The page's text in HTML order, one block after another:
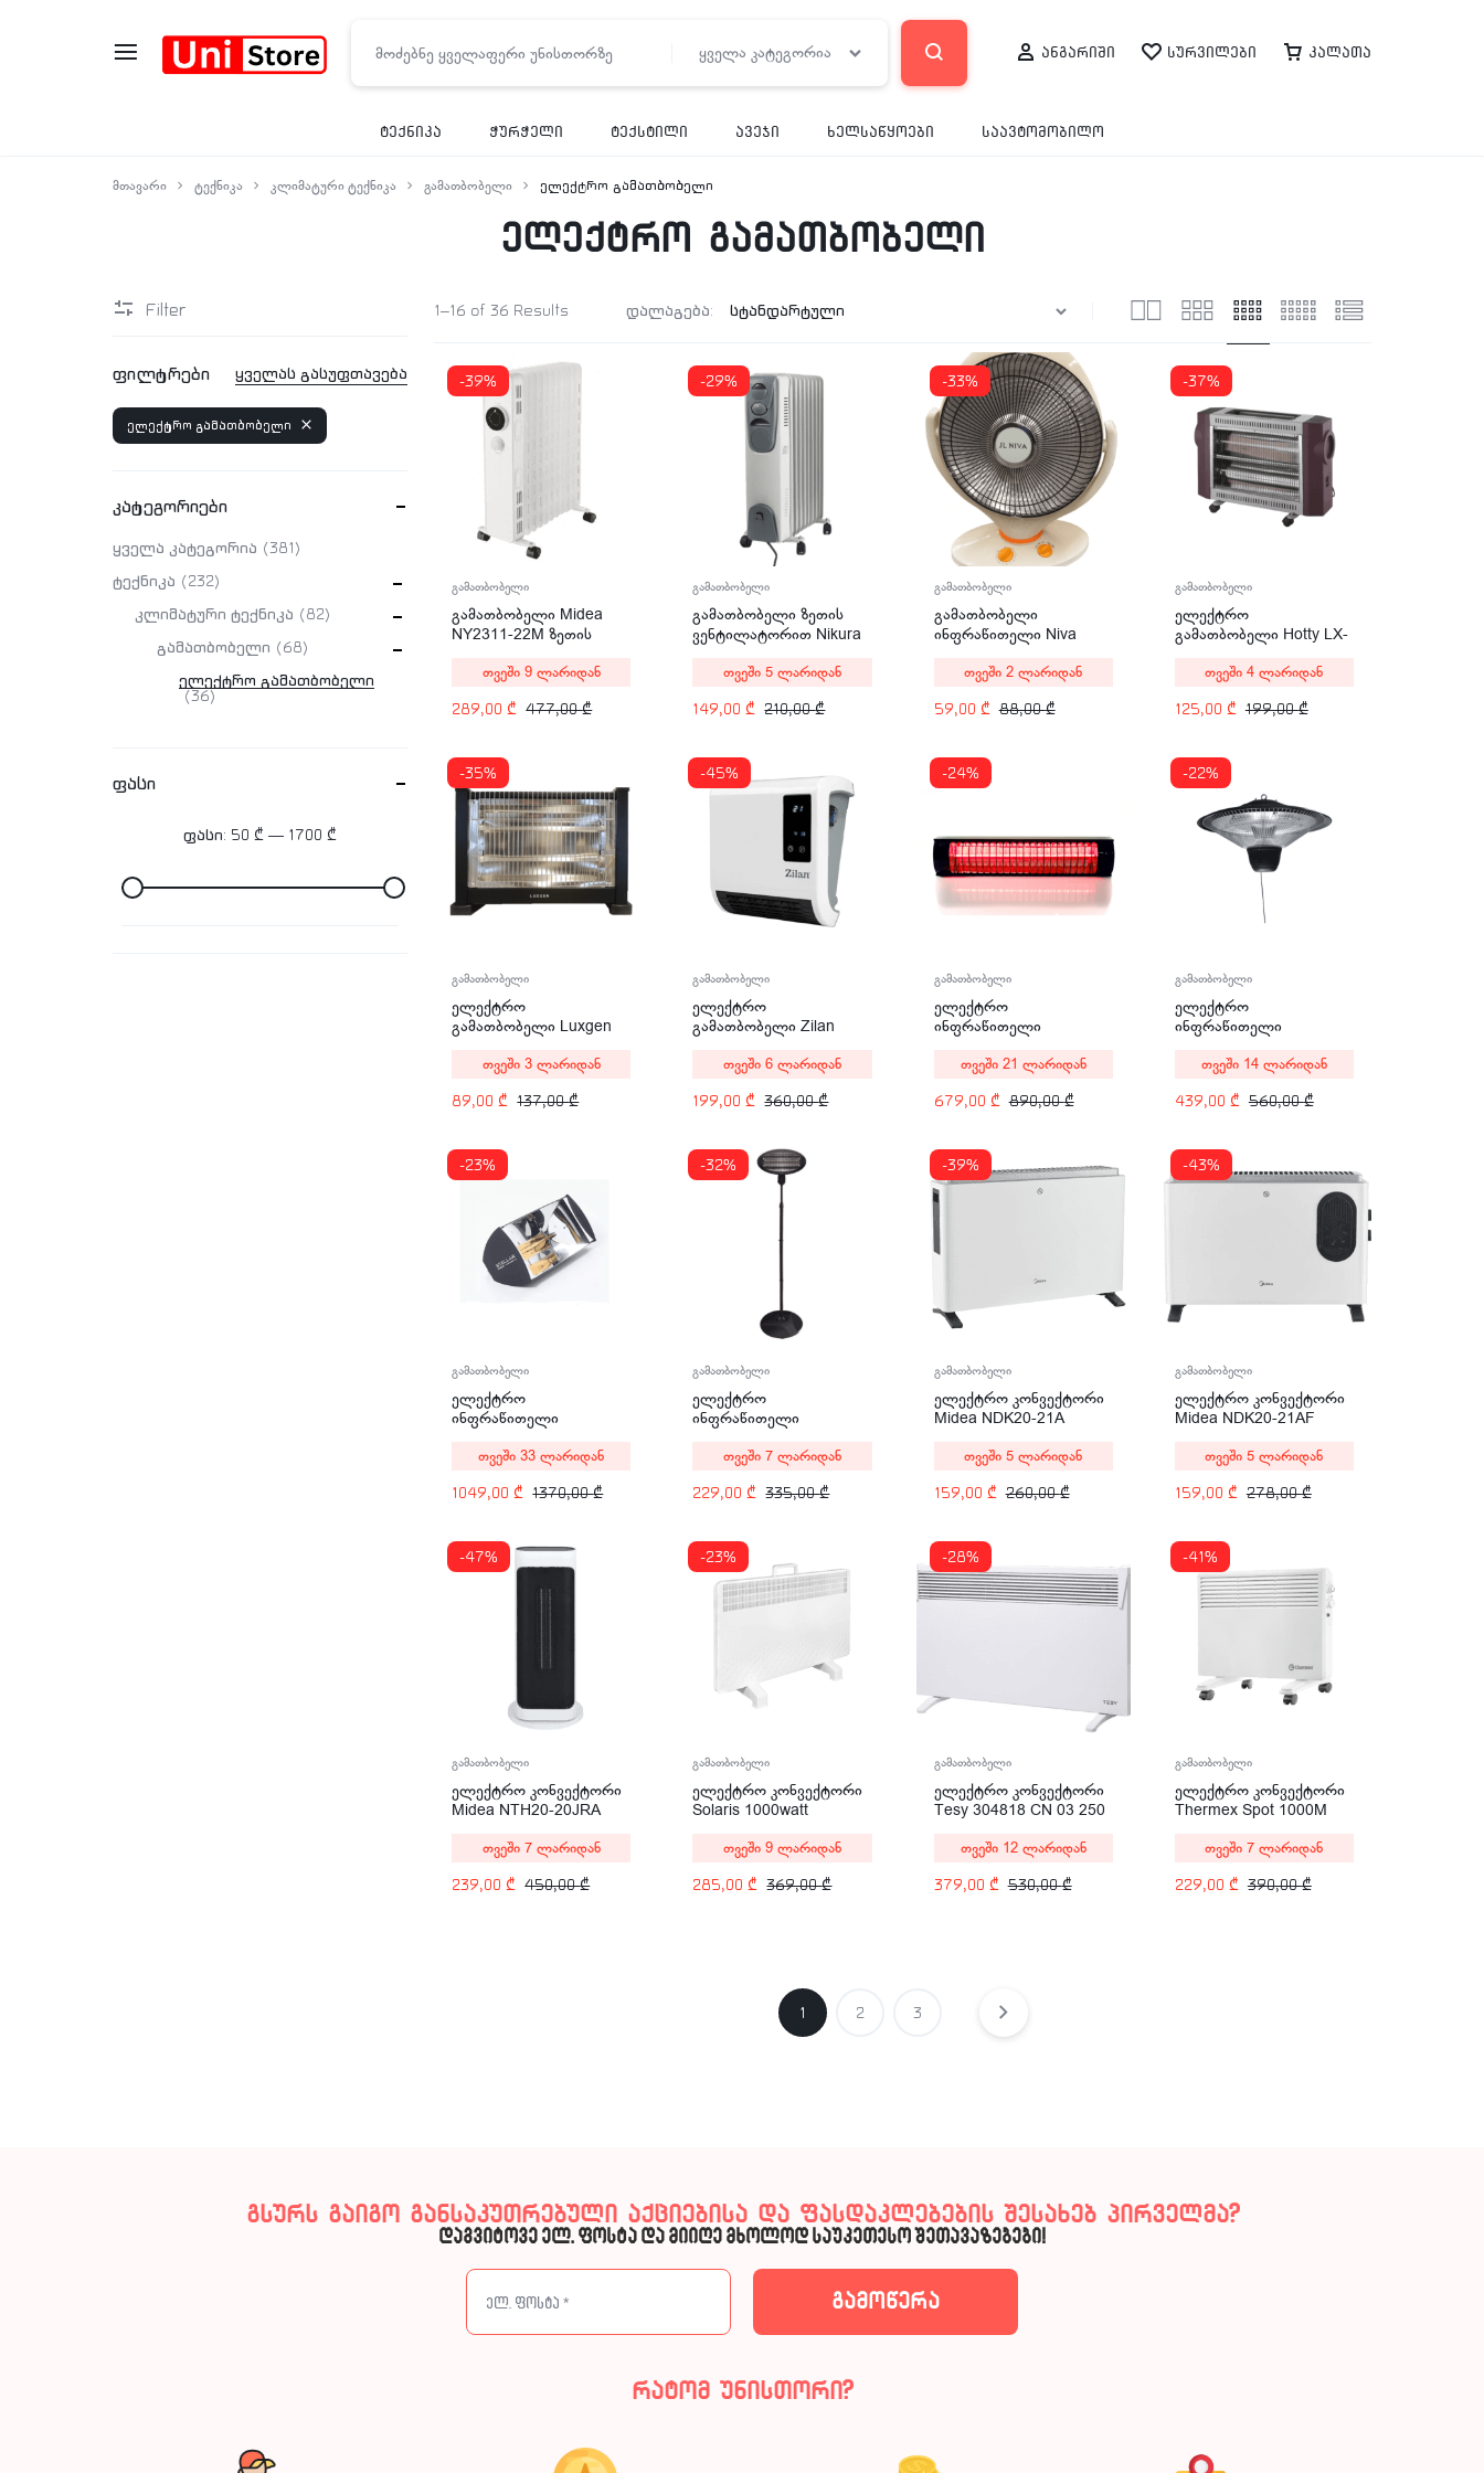
ყველა კატეგორია ანგარიში სურვილები კალათა
ტექნიკა ჭურჭელი ტექსტილი ავეჯი ხელსაწყოები საავტომობილო
მთავარი ტექნიკა კლიმატური ტექნიკა გამათბობელი ელექტრო გამათბობელი
ელექტრო გამათბობელი
1–16 of 36 Results დალაგება:
-39%
გამათბობელი
გამათბობელი Midea
NY2311-22M ზეთის
477,00₾
289,00 ₾
თვეში 9 ლარიდან
-29%
გამათბობელი
გამათბობელი ზეთის
ვენტილატორით Nikura
210,00₾
149,00 ₾
თვეში 5 ლარიდან
-33%
გამათბობელი
გამათბობელი
ინფრაწითელი Niva
88,00₾
59,00 ₾
თვეში 2 ლარიდან
-37%
გამათბობელი
ელექტრო
გამათბობელი Hotty LX-
199,00₾
125,00 ₾
თვეში 4 ლარიდან
-35%
გამათბობელი
ელექტრო
გამათბობელი Luxgen
137,00₾
89,00 ₾
თვეში 3 ლარიდან
-45%
გამათბობელი
ელექტრო
გამათბობელი Zilan
360,00₾
199,00 ₾
თვეში 6 ლარიდან
-24%
გამათბობელი
ელექტრო
ინფრაწითელი
BH 2000
890,00₾
679,00 ₾
თვეში 21 ლარიდან
-22%
გამათბობელი
ელექტრო
ინფრაწითელი
Group SF-2500
560,00₾
439,00 ₾
თვეში 14 ლარიდან
-23%
გამათბობელი
ელექტრო
ინფრაწითელი
technologies HR20A
1370,00₾
1049,00₾
თვეში 33 ლარიდან
-32%
გამათბობელი
ელექტრო
ინფრაწითელი
სადგამით SF-105
335,00₾
229,00₾
თვეში 7 ლარიდან
-39%
გამათბობელი
ელექტრო კონვექტორი
Midea NDK20-21A
260,00₾
159,00 ₾
თვეში 5 ლარიდან
-43%
გამათბობელი
ელექტრო კონვექტორი
Midea NDK20-21AF
278,00₾
159,00 ₾
თვეში 5 ლარიდან
-47%
გამათბობელი
ელექტრო კონვექტორი
Midea NTH20-20JRA
450,00₾
239,00₾
თვეში 7 ლარიდან
-23%
გამათბობელი
ელექტრო კონვექტორი
Solaris 1000watt
369,00₾
285,00₾
თვეში 9 ლარიდან
-28%
გამათბობელი
ელექტრო კონვექტორი
Tesy 304818 CN 03 250
530,00₾
379,00 ₾
თვეში 12 ლარიდან
-41%
გამათბობელი
ელექტრო კონვექტორი
Thermex Sроt 1000M
390,00₾
229,00 ₾
თვეში 7 ლარიდან
1 2 3
Filter
ფილტრები ყველას გასუფთავება
ელექტრო გამათბობელი
კატეგორიები
ყველა კატეგორია 381
ტექნიკა 232
კლიმატური ტექნიკა 82
გამათბობელი 68
ელექტრო გამათბობელი
36
ფასი
ფასი: 50 ₾ — 1700 ₾
გსურს გაიგო განსაკუთრებული აქციებისა და ფასდაკლებების შესახებ პირველმა?
დაგვიტოვე ელ. ფოსტა და მიიღე მხოლოდ საუკეთესო შეთავაზებები!
რატომ უნისთორი?